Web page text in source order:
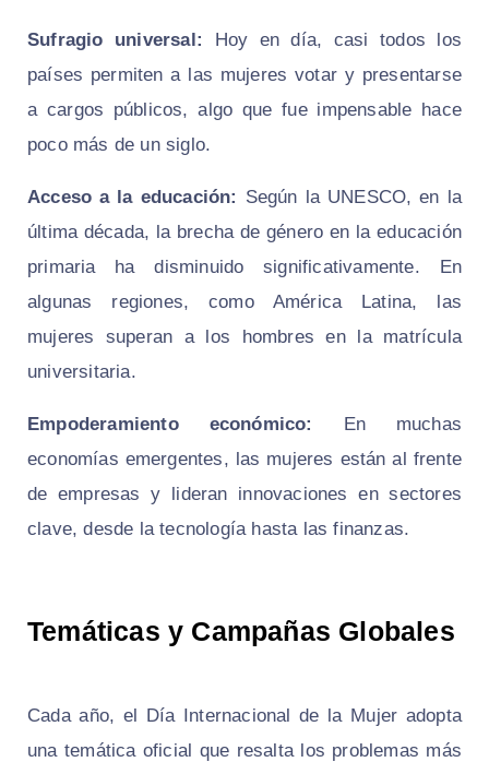
Sufragio universal:
Hoy en día, casi todos los
países permiten a las mujeres votar y presentarse
a cargos públicos, algo que fue impensable hace
poco más de un siglo.
Acceso a la educación: Según la UNESCO, en la
última década, la brecha de género en la educación
primaria ha disminuido significativamente. En
algunas regiones, como América Latina, las
mujeres superan a los hombres en la matrícula
universitaria.
Empoderamiento económico:
En muchas
economías emergentes, las mujeres están al frente
de empresas y lideran innovaciones en sectores
clave, desde la tecnología hasta las finanzas.
Temáticas y Campañas Globales
Cada año, el Día Internacional de la Mujer adopta
una temática oficial que resalta los problemas más